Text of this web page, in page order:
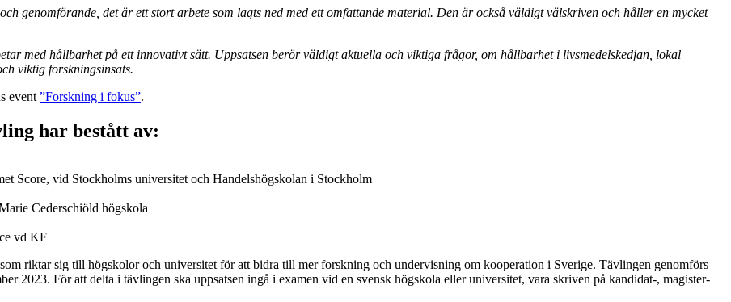
genomförande, det är ett stort arbete som lagts ned med ett omfattande material. Den är också väldigt välskriven och håller en mycket
med hållbarhet på ett innovativt sätt. Uppsatsen berör väldigt aktuella och viktiga frågor, om hållbarhet i livsmedelskedjan, lokal
viktig forskningsinsats.
event ”Forskning i fokus”.
har bestått av:
Score, vid Stockholms universitet och Handelshögskolan i Stockholm
Cederschiöld högskola
vd KF
riktar sig till högskolor och universitet för att bidra till mer forskning och undervisning om kooperation i Sverige. Tävlingen genomförs
2023. För att delta i tävlingen ska uppsatsen ingå i examen vid en svensk högskola eller universitet, vara skriven på kandidat-, magister-